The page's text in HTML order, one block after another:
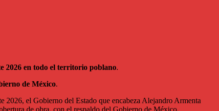
2026 en todo el territorio poblano.
de México.
el Gobierno del Estado que encabeza Alejandro Armenta